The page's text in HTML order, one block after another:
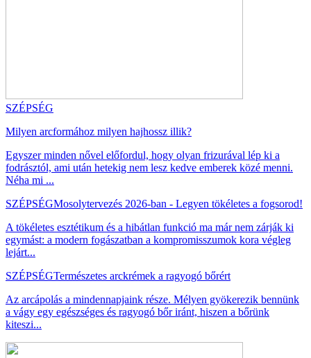
SZÉPSÉG
Milyen arcformához milyen hajhossz illik?
Egyszer minden nővel előfordul, hogy olyan frizurával lép ki a
fodrásztól, ami után hetekig nem lesz kedve emberek közé menni.
Néha mi ...
SZÉPSÉGMosolytervezés 2026-ban - Legyen tökéletes a fogsorod!
A tökéletes esztétikum és a hibátlan funkció ma már nem zárják ki
egymást: a modern fogászatban a kompromisszumok kora végleg
lejárt...
SZÉPSÉGTermészetes arckrémek a ragyogó bőrért
Az arcápolás a mindennapjaink része. Mélyen gyökerezik bennünk
a vágy egy egészséges és ragyogó bőr iránt, hiszen a bőrünk
kiteszi...